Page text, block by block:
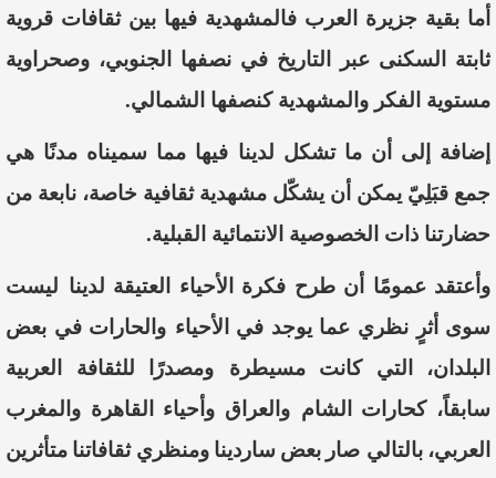
أما بقية جزيرة العرب فالمشهدية فيها بين ثقافات قروية
ثابتة
السكنى عبر التاريخ في نصفها الجنوبي، وصحراوية
مستوية الفكر والمشهديةكنصفها الشمالي.
إضافة إلى أن ما تشكل لدينا فيها مما سميناه مدنًا هي
جمع قبَلِيّ يمكن أن يشكّل مشهدية ثقافية خاصة، نابعة من
حضارتنا ذات الخصوصية الانتمائية القبلية.
وأعتقد عمومًا أن طرح فكرة الأحياء العتيقة لدينا ليست
سوى أثرٍ نظري عما يوجد في الأحياء والحارات في بعض
البلدان، التي كانت مسيطرة ومصدر للثقافة
العربية
سابقاً، كحارات الشام والعراق وأحياء القاهرة والمغرب
العربي، بالتالي صار بعض ساردينا ومنظري ثقافاتنا متأثرين